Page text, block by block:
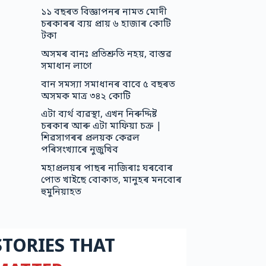
১১ বছৰত বিজ্ঞাপনৰ নামত মোদী
চৰকাৰৰ ব্যয় প্ৰায় ৬ হাজাৰ কোটি
টকা
অসমৰ বানঃ প্ৰতিশ্ৰুতি নহয়, বাস্তৱ
সমাধান লাগে
বান সমস্যা সমাধানৰ বাবে ৫ বছৰত
অসমক মাত্ৰ ৩৪২ কোটি
এটা ব্যৰ্থ ব্যৱস্থা, এখন নিৰুদ্দিষ্ট
চৰকাৰ আৰু এটা মাফিয়া চক্ৰ |
শিৱসাগৰৰ প্ৰলয়ক কেৱল
পৰিসংখ্যাৰে নুজুখিব
মহাপ্ৰলয়ৰ পাছৰ নাজিৰাঃ ঘৰবোৰ
পোত খাইছে বোকাত, মানুহৰ মনবোৰ
হুমুনিয়াহত
THAT